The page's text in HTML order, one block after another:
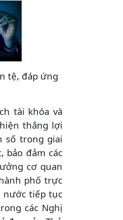
tệ, đáp ứng
tài khóa và
thắng lợi
số trong giai
bảo đảm các
cơ quan
phố trực
nước tiếp tục
các Nghị